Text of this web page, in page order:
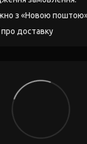
з «Новою
про доставку